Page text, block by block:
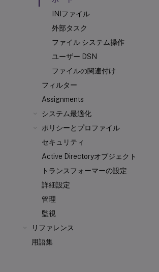
INIファイル
外部タスク
ファイル システム操作
ユーザー DSN
ファイルの関連付け
フィルター
Assignments
システム最適化
ポリシーとプロファイル
セキュリティ
Active Directoryオブジェクト
トランスフォーマーの設定
詳細設定
管理
監視
リファレンス
用語集